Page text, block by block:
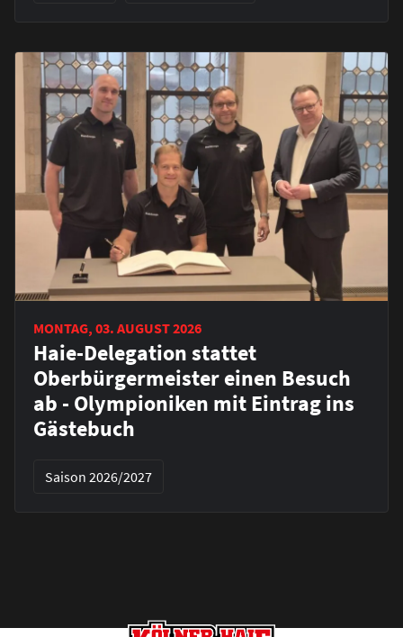
MONTAG, 03. AUGUST 2026
Haie-Delegation stattet
Oberbürgermeister einen Besuch
ab - Olympioniken mit Eintrag ins
Gästebuch
Saison 2026/2027